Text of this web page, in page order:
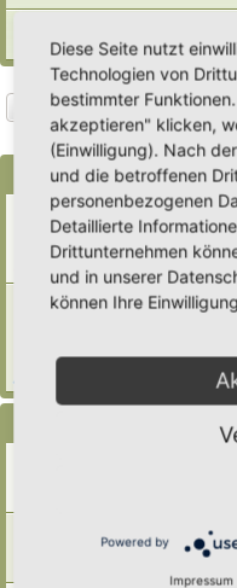
Neues Thema
8
Erweiterung der
Letzter Beitrag vonHeike
Verfasst inAnkündigungen
Antworten:3
[Bitte lesen] Wie
Verfasst inEingetragener
Letzter Beitrag von Amarille
Diese Seite nutzt
Technologien von
bestimmter
akzeptieren" klicken,
(Einwilligung). Nach
und die betroffenen
personenbezogenen
Detaillierte
Drittunternehmen
und in unserer
können Ihre
Powered by
Impressum